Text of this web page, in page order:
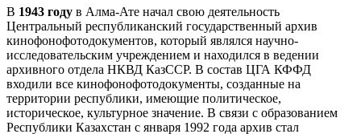
В 1943 году в Алма-Ате начал свою деятельность
Центральный республиканский государственный архив
кинофонофотодокументов, который являлся научно-
исследовательским учреждением и находился в ведении
архивного отдела НКВД КазССР. В состав ЦГА КФФД
входили все кинофонофотодокументы, созданные на
территории республики, имеющие политическое,
историческое, культурное значение. В связи с образованием
Республики Казахстан с января 1992 года архив стал